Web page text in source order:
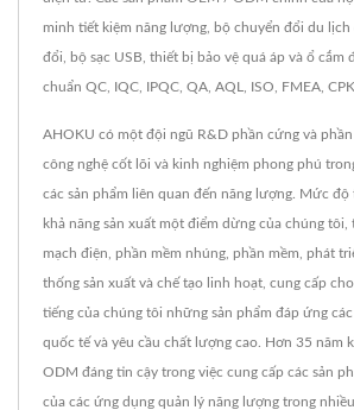
minh tiết kiệm năng lượng, bộ chuyển đổi du lịch
đổi, bộ sạc USB, thiết bị bảo vệ quá áp và ổ cắm
chuẩn QC, IQC, IPQC, QA, AQL, ISO, FMEA,
AHOKU có một đội ngũ R&D phần cứng và phần
công nghệ cốt lõi và kinh nghiệm phong phú
các sản phẩm liên quan đến năng lượng. Mức
khả năng sản xuất một điểm dừng của chúng tôi,
mạch điện, phần mềm nhúng, phần mềm, phát
thống sản xuất và chế tạo linh hoạt, cung cấp
tiếng của chúng tôi những sản phẩm đáp ứng
quốc tế và yêu cầu chất lượng cao. Hơn 35 năm
ODM đáng tin cậy trong việc cung cấp các sản
của các ứng dụng quản lý năng lượng trong